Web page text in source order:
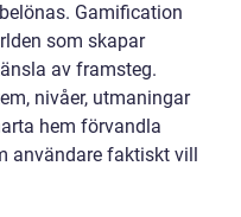
Gamification
som skapar
av framsteg.
nivåer, utmaningar
hem förvandla
faktiskt vill